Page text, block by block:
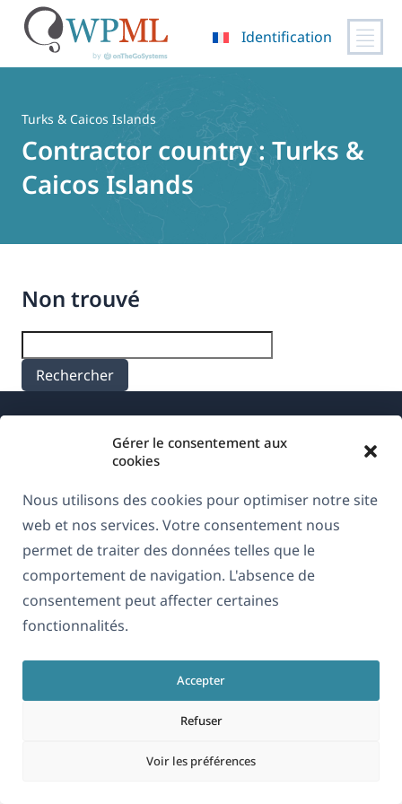
Gérer le consentement aux
cookies
Nous utilisons des cookies pour optimiser notre site
web et nos services. Votre consentement nous
permet de traiter des données telles que le
comportement de navigation. L'absence de
consentement peut affecter certaines
fonctionnalités.
Accepter
Refuser
Voir les préférences
contenu
Identification
Turks & Caicos Islands
Contractor country : Turks &
Caicos Islands
Non trouvé
OnTheGoSystems Limited
Français
À propos de WPML
RGPD & Politique de confidentialité
Rejoignez notre équipe(s'ouvre
(s'ouvre
une
nouvelle
fenêtre)
(s'ouvre
une
nouvelle
fenêtre)
(s'ouvre
une
fenêtre)